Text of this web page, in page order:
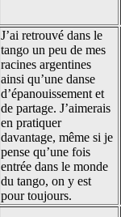
J’ai retrouvé dans le
tango un peu de mes
racines argentines
ainsi qu’une danse
d’épanouissement et
de partage. J’aimerais
en pratiquer
davantage, même si je
pense qu’une fois
entrée dans le monde
du tango, on y est
pour toujours.